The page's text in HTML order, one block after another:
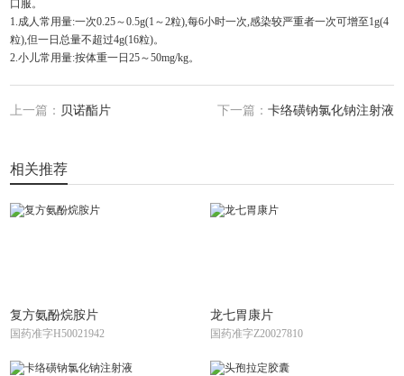
口服。
1.成人常用量:一次0.25～0.5g(1～2粒),每6小时一次,感染较严重者一次可增至1g(4
粒),但一日总量不超过4g(16粒)。
2.小儿常用量:按体重一日25～50mg/kg。
上一篇： 贝诺酯片 下一篇： 卡络磺钠氯化钠注射液
相关推荐
复方氨酚烷胺片
国药准字H50021942
龙七胃康片
国药准字Z20027810